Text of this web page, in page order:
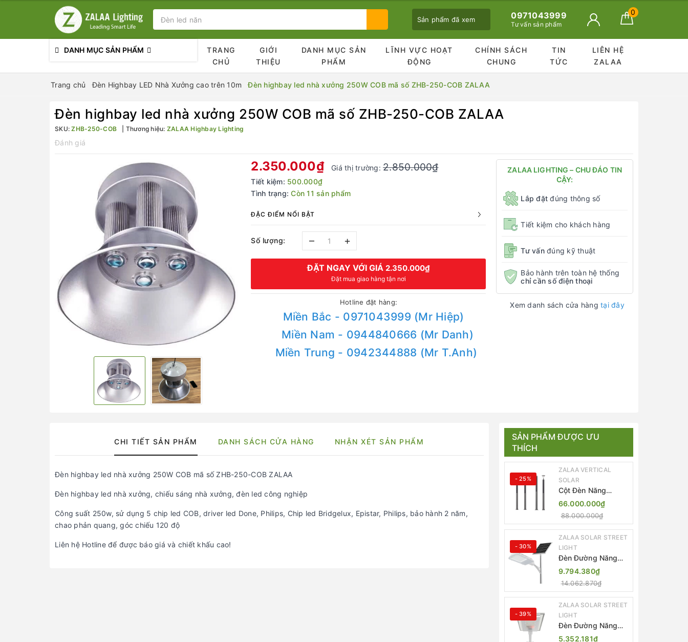
Sản phẩm đã xem
Bạn chưa xem sản phẩm nào
0971043999
Tư vấn sản phẩm
0
DANH MỤC SẢN PHẨM
TRANG
CHỦ
GIỚI
THIỆU
DANH MỤC SẢN
PHẨM
LĨNH VỰC HOẠT
ĐỘNG
CHÍNH SÁCH
CHUNG
TIN
TỨC
LIÊN HỆ
ZALAA
Trang chủ Đèn Highbay LED Nhà Xưởng cao trên 10m Đèn highbay led nhà xưởng 250W COB mã số ZHB-250-COB ZALAA
Đèn highbay led nhà xưởng 250W COB mã số ZHB-250-COB ZALAA
SKU:ZHB-250-COB Thương hiệu: ZALAA Highbay Lighting
Đánh giá
2.350.000₫ Giá thị trường:2.850.000₫
Tiết kiệm: 500.000₫
Tình trạng: Còn 11 sản phẩm
ĐẶC ĐIỂM NỔI BẬT
Số lượng: – +
ĐẶT NGAY VỚI GIÁ 2.350.000₫
Đặt mua giao hàng tận nơi
Hotline đặt hàng:
Miền Bắc - 0971043999 (Mr Hiệp)
Miền Nam - 0944840666 (Mr Danh)
Miền Trung - 0942344888 (Mr T.Anh)
ZALAA LIGHTING – CHU ĐÁO TIN
CẬY:
Lắp đặt đúng thông số
Tiết kiệm cho khách hàng
Tư vấnđúng kỹ thuật
Bảo hành trên toàn hệ thống
chỉ cần số điện thoại
Xem danh sách cửa hàngtại đây
CHI TIẾT SẢN PHẨM DANH SÁCH CỬA HÀNG NHẬN XÉT SẢN PHẨM
Đèn highbay led nhà xưởng 250W COB mã số ZHB-250-COB ZALAA
Đèn highbay led nhà xưởng, chiếu sáng nhà xưởng, đèn led công nghiệp
Công suất 250w, sử dụng 5 chip led COB, driver led Done, Philips, Chip led Bridgelux, Epistar, Philips, bảo hành 2 năm,
chao phản quang, góc chiếu 120 độ
Liên hệ Hotline để được báo giá và chiết khấu cao!
SẢN PHẨM ĐƯỢC ƯU
THÍCH
- 25%
ZALAA VERTICAL
SOLAR
Cột Đèn Năng
Lượng Mặt Trời Dọc
Thông Minh ZSR-
YYDS-360 | ZALAA
Jsc
66.000.000₫
88.000.000₫
- 30%
ZALAA SOLAR STREET
LIGHT
Đèn Đường Năng
Lượng Mặt Trời
Thông Minh Điều
Khiển MPPT ZL-
GMX01 ZALAA
9.794.380₫
14.062.870₫
- 39%
ZALAA SOLAR STREET
LIGHT
Đèn Đường Năng
Lượng Mặt Trời
5.352.181₫